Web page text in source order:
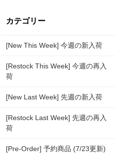
カテゴリー
[New This Week] 今週の新入荷
[Restock This Week] 今週の再入
荷
[New Last Week] 先週の新入荷
[Restock Last Week] 先週の再入
荷
[Pre-Order] 予約商品 (7/23更新)